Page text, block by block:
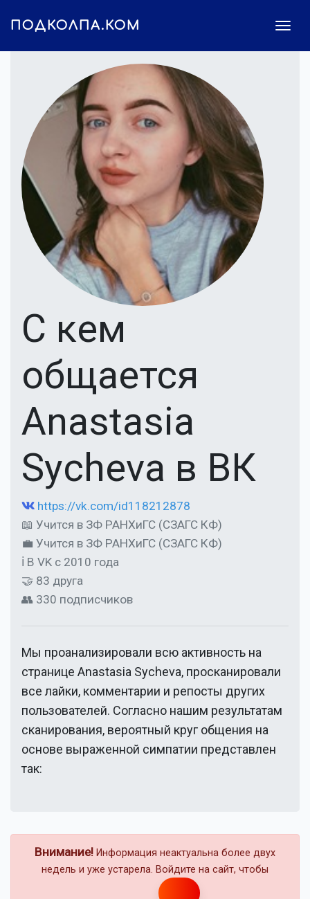
ПОДКОЛПА.КОМ
С кем
общается
Anastasia
Sycheva в ВК
https://vk.com/id118212878
📖 Учится в ЗФ РАНХиГС (СЗАГС КФ)
💼 Учится в ЗФ РАНХиГС (СЗАГС КФ)
ℹ В VK с 2010 года
🤝 83 друга
👥 330 подписчиков
Мы проанализировали всю активность на
странице Anastasia Sycheva, просканировали
все лайки, комментарии и репосты других
пользователей. Согласно нашим результатам
сканирования, вероятный круг общения на
основе выраженной симпатии представлен
так:
Внимание! Информация неактуальна более двух
недель и уже устарела. Войдите на сайт, чтобы